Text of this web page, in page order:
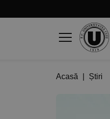
Acasă Știri